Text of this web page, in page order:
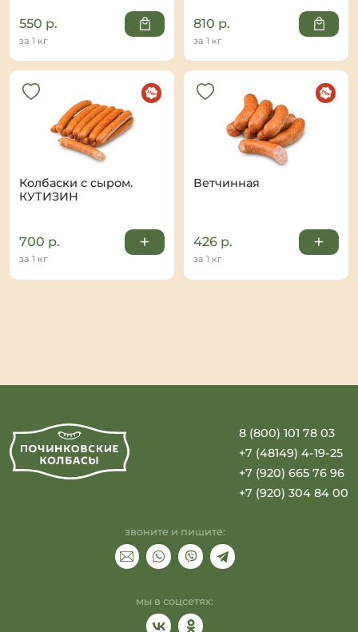
550 р.
за 1 кг
810 р.
за 1 кг
Колбаски с сыром.
КУТИЗИН
700 р.
за 1 кг
+
Ветчинная
426 р.
за 1 кг
+
8 (800) 101 78 03
+7 (48149) 4-19-25
+7 (920) 665 76 96
+7 (920) 304 84 00
звоните и пишите:
мы в соцсетях: